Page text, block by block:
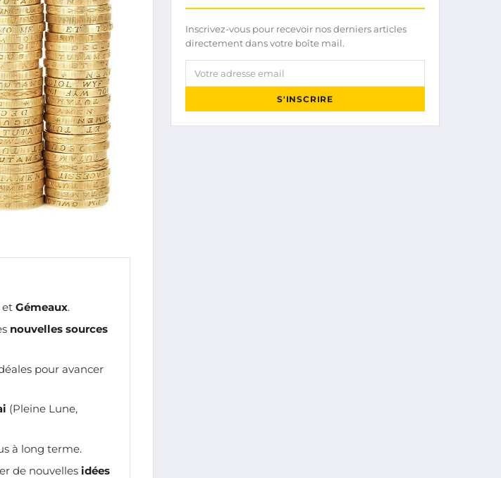
et Gémeaux.
nouvelles sources
pour avancer
(Pleine Lune,
à long terme.
de nouvelles idées
Inscrivez-vous pour recevoir nos derniers articles
directement dans votre boîte mail.
Votre adresse email
S'INSCRIRE